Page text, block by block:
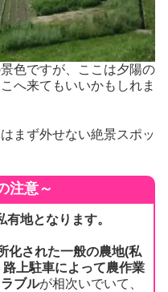
色ですが、ここは夕陽の
へ来てもいいかもしれま
まず外せない絶景スポッ
注意～
地となります。
化された一般の農地(私
上駐車によって農作業
ブルが相次いでいて、